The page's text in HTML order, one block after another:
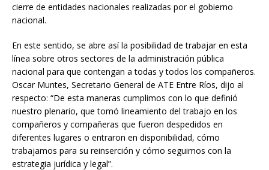
cierre de entidades nacionales realizadas por el gobierno
nacional.
En este sentido, se abre así la posibilidad de trabajar en esta
línea sobre otros sectores de la administración pública
nacional para que contengan a todas y todos los compañeros.
Oscar Muntes, Secretario General de ATE Entre Ríos, dijo al
respecto: “De esta maneras cumplimos con lo que definió
nuestro plenario, que tomó lineamiento del trabajo en los
compañeros y compañeras que fueron despedidos en
diferentes lugares o entraron en disponibilidad, cómo
trabajamos para su reinserción y cómo seguimos con la
estrategia jurídica y legal”.